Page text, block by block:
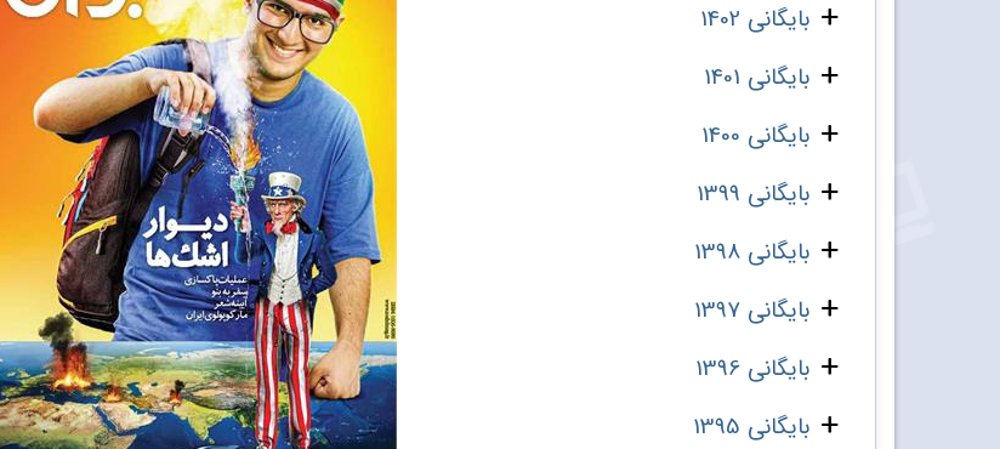
بایگانی 1402
بایگانی 1401
بایگانی 1400
بایگانی 1399
بایگانی 1398
بایگانی 1397
بایگانی 1396
بایگانی 1395